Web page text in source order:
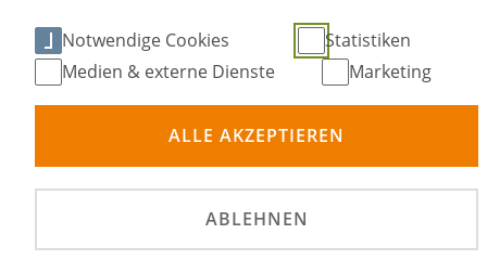
Notwendige Cookies
Statistiken
Medien & externe Dienste
Marketing
ALLE AKZEPTIEREN
ABLEHNEN